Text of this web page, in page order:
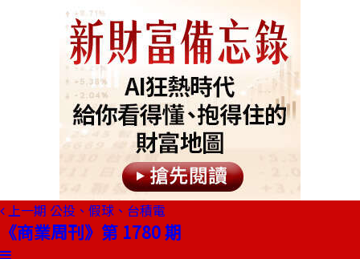
上一期 公投、假球、台積電
《商業周刊》第 1780 期